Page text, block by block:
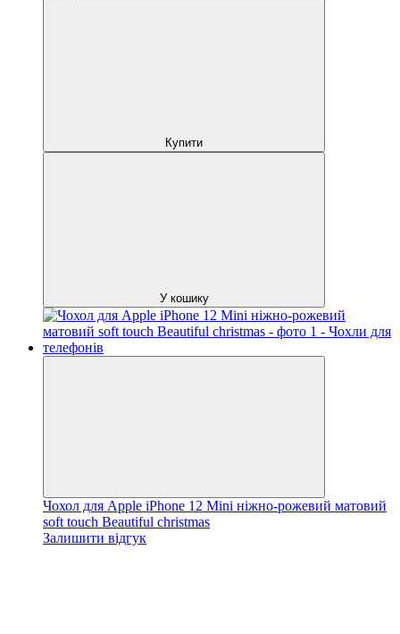
Купити
У кошику
Чохол для Apple iPhone 12 Mini ніжно-рожевий матовий
soft touch Beautiful christmas
Залишити відгук